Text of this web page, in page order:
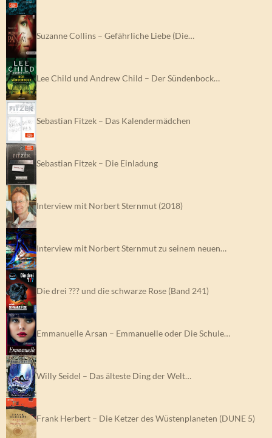
Suzanne Collins – Gefährliche Liebe (Die…
Lee Child und Andrew Child – Der Sündenbock…
Sebastian Fitzek – Das Kalendermädchen
Sebastian Fitzek – Die Einladung
Interview mit Norbert Sternmut (2018)
Interview mit Norbert Sternmut zu seinem neuen…
Die drei ??? und die schwarze Rose (Band 241)
Emmanuelle Arsan – Emmanuelle oder Die Schule…
Willy Seidel – Das älteste Ding der Welt…
Frank Herbert – Die Ketzer des Wüstenplaneten (DUNE 5)